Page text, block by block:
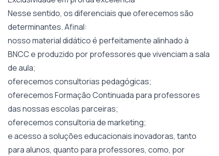
Nesse sentido, os diferenciais que oferecemos são
determinantes. Afinal:
nosso material didático é perfeitamente alinhado à
BNCC e produzido por professores que vivenciam a sala
de aula;
oferecemos consultorias pedagógicas;
oferecemos Formação Continuada para professores
das nossas escolas parceiras;
oferecemos consultoria de marketing;
e acesso a soluções educacionais inovadoras, tanto
para alunos, quanto para professores, como, por